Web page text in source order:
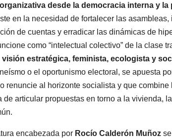
desde la democracia interna y la
en la necesidad de fortalecer las
de cuentas y erradicar las dinámicas de
como “intelectual colectivo” de la clase
estratégica, feminista, ecologista y
o el oportunismo electoral, se apuesta
renuncie al horizonte socialista y que
de articular propuestas en torno a la vivienda,
encabezada por Rocío Calderón Muñoz